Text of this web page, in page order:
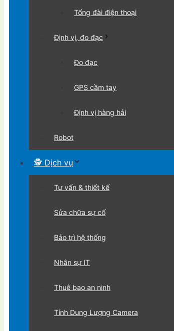
Tổng đài điện thoại
Định vị, đo đạc
Đo đạc
GPS cầm tay
Định vị hàng hải
Robot
🕵 Dịch vụ
Tư vấn & thiết kế
Sửa chữa sự cố
Bảo trì hệ thống
Nhân sự IT
Thuê bao an ninh
Tính Dung Lượng Camera